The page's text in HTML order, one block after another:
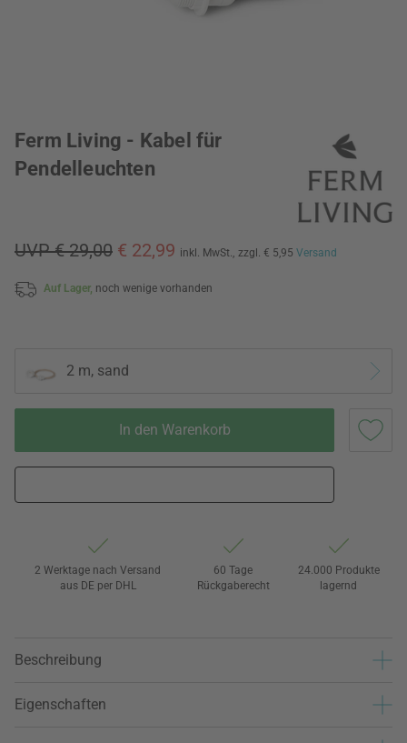
Ferm Living - Kabel für
Pendelleuchten
UVP € 29,00 € 22,99 inkl. MwSt., zzgl. € 5,95 Versand
Auf Lager, noch wenige vorhanden
2 m, sand
In den Warenkorb
2 Werktage nach Versand
aus DE per DHL
60 Tage
Rückgaberecht
24.000 Produkte
lagernd
Beschreibung
Eigenschaften